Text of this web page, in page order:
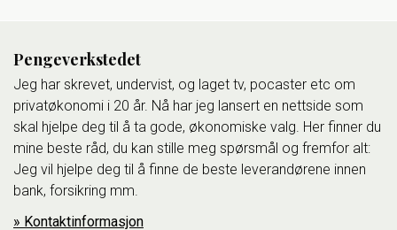
Pengeverkstedet
Jeg har skrevet, undervist, og laget tv, pocaster etc om
privatøkonomi i 20 år. Nå har jeg lansert en nettside som
skal hjelpe deg til å ta gode, økonomiske valg. Her finner du
mine beste råd, du kan stille meg spørsmål og fremfor alt:
Jeg vil hjelpe deg til å finne de beste leverandørene innen
bank, forsikring mm.
Kontaktinformasjon